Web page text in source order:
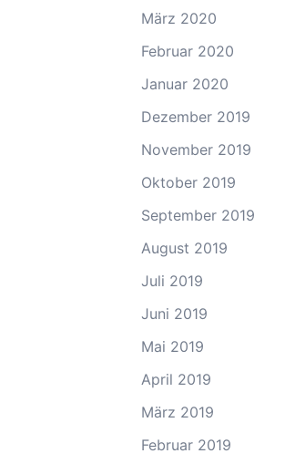
März 2020
Februar 2020
Januar 2020
Dezember 2019
November 2019
Oktober 2019
September 2019
August 2019
Juli 2019
Juni 2019
Mai 2019
April 2019
März 2019
Februar 2019